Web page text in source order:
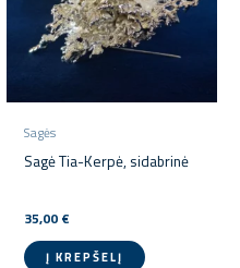
Sagės
Sagė Tia-Kerpė, sidabrinė
35,00 €
Į KREPŠELĮ